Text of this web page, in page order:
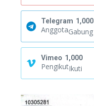
Telegram 1,000
AnggotaGabung
Vimeo 1,000
PengikutIkuti